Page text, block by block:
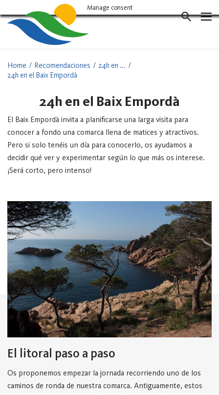
al
contingut
Home Recomendaciones
24h en ...
24h en el Baix Empordà
24h en el Baix Empordà
El Baix Empordà invita a planificarse una larga visita para
conocer a fondo una comarca llena de matices y atractivos.
Pero si solo tenéis un día para conocerlo, os ayudamos a
decidir qué ver y experimentar según lo que más os interese.
¡Será corto, pero intenso!
El litoral paso a paso
Os proponemos empezar la jornada recorriendo uno de los
caminos de ronda de nuestra comarca. Antiguamente, estos
Manage consent